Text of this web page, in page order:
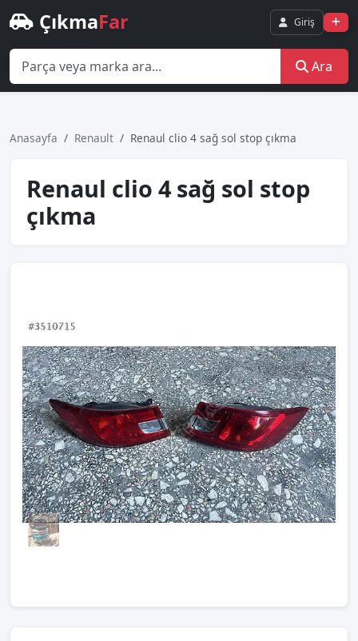
ÇıkmaFar Giriş
Ara
Anasayfa Renault Renaul clio 4 sağ sol stop çıkma
Renaul clio 4 sağ sol stop
çıkma